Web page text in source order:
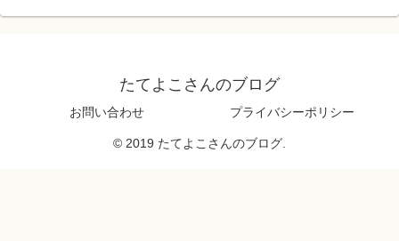
たてよこさんのブログ
お問い合わせ プライバシーポリシー
© 2019 たてよこさんのブログ.